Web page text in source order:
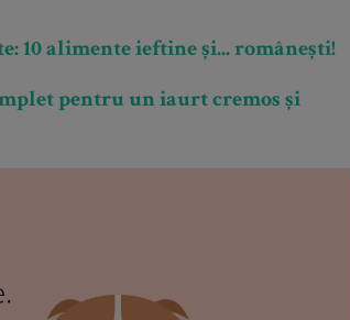
10 alimente ieftine și... românești!
pentru un iaurt cremos și